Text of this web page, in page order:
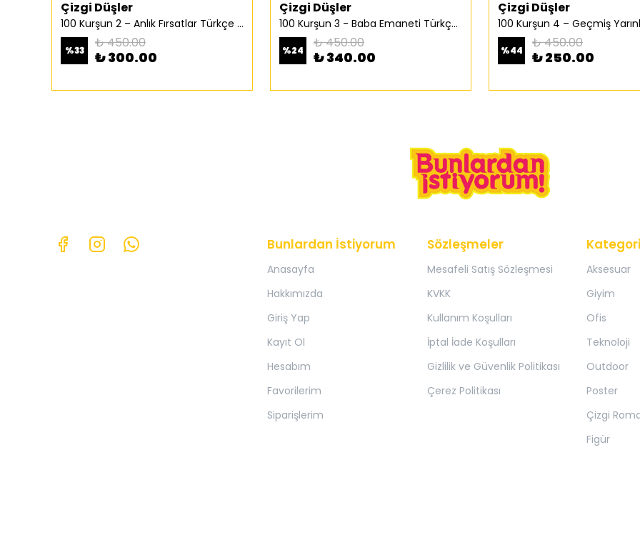
Çizgi Düşler
100 Kurşun 2 – Anlık Fırsatlar Türkçe Çizgi Roman
%33 ₺ 450.00
₺ 300.00
Çizgi Düşler
100 Kurşun 3 - Baba Emaneti Türkçe Çizgi Roman
%24 ₺ 450.00
₺ 340.00
Çizgi Düşler
%44 ₺ 450.00
₺ 250.00
Bunlardan İstiyorum
Anasayfa
Hakkımızda
Giriş Yap
Kayıt Ol
Hesabım
Favorilerim
Siparişlerim
Sözleşmeler
Mesafeli Satış Sözleşmesi
KVKK
Kullanım Koşulları
İptal İade Koşulları
Gizlilik ve Güvenlik Politikası
Çerez Politikası
Aksesuar
Giyim
Ofis
Teknoloji
Outdoor
Poster
Çizgi
Figür